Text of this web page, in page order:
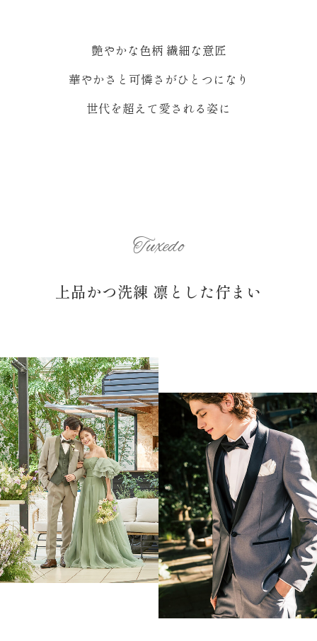
艶やかな色柄 繊細な意匠
華やかさと可憐さがひとつになり
世代を超えて愛される姿に
Tuxedo
上品かつ洗練 凛とした佇まい